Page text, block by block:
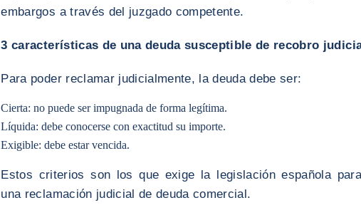
embargos a través del juzgado competente.
3 características de una deuda susceptible de recobro
Para poder reclamar judicialmente, la deuda debe ser:
Cierta: no puede ser impugnada de forma legítima.
Líquida: debe conocerse con exactitud su importe.
Exigible: debe estar vencida.
Estos criterios son los que exige la legislación española
una reclamación judicial de deuda comercial.